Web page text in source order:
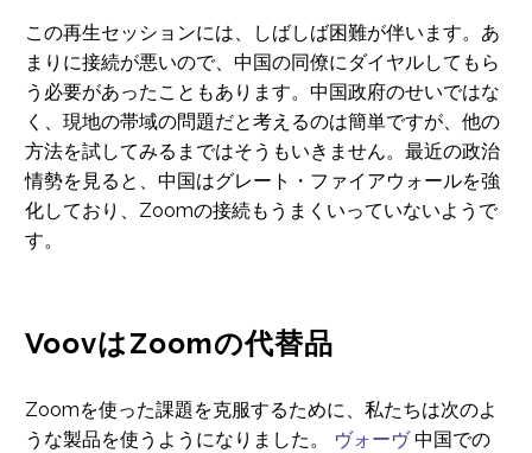
この再生セッションには、しばしば困難が伴います。あ
まりに接続が悪いので、中国の同僚にダイヤルしてもら
う必要があったこともあります。中国政府のせいではな
く、現地の帯域の問題だと考えるのは簡単ですが、他の
方法を試してみるまではそうもいきません。最近の政治
情勢を見ると、中国はグレート・ファイアウォールを強
化しており、Zoomの接続もうまくいっていないようで
す。
VoovはZoomの代替品
Zoomを使った課題を克服するために、私たちは次のよ
うな製品を使うようになりました。
ヴォーヴ中国での